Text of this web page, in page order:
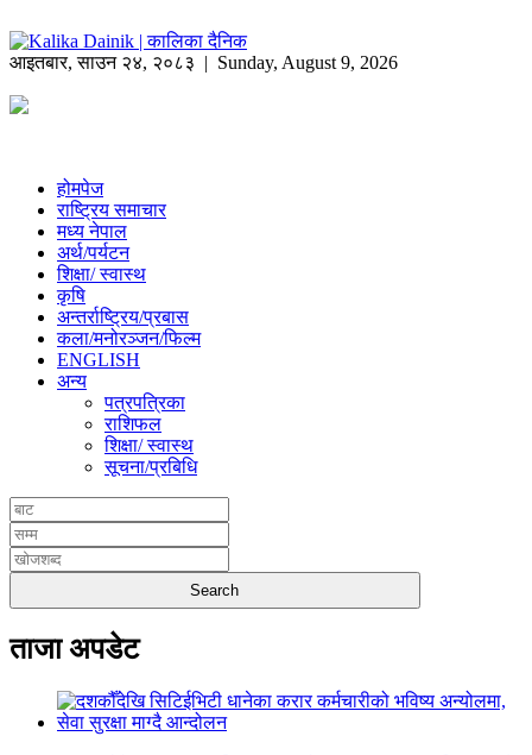
आइतबार,साउन २४, २०८३ | Sunday, August 9, 2026
होमपेज
राष्ट्रिय समाचार
मध्य नेपाल
अर्थ/पर्यटन
शिक्षा/ स्वास्थ
कृषि
अन्तर्राष्ट्रिय/प्रबास
कला/मनोरञ्जन/फिल्म
ENGLISH
अन्य
पत्रपत्रिका
राशिफल
शिक्षा/ स्वास्थ
सूचना/प्रबिधि
ताजा अपडेट